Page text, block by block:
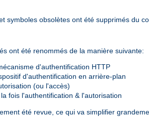
symboles obsolètes ont été supprimés du
ont été renommés de la manière suivante:
d'authentification HTTP
d'authentification en arrière-plan
(ou l'accès)
fois l'authentification & l'autorisation
été revue, ce qui va simplifier